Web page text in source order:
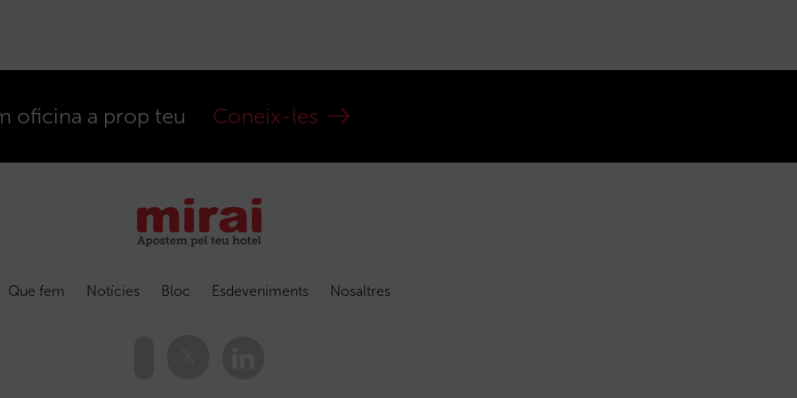
oficina a prop teu Coneix-les
Que fem Notícies Bloc Esdeveniments Nosaltres